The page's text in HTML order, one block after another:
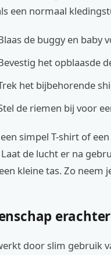
een normaal
de buggy en baby
het opblaasde
het bijbehorende
de riemen bij voor
simpel T-shirt of
de lucht er na
kleine tas. Zo
erachter
door slim gebruik